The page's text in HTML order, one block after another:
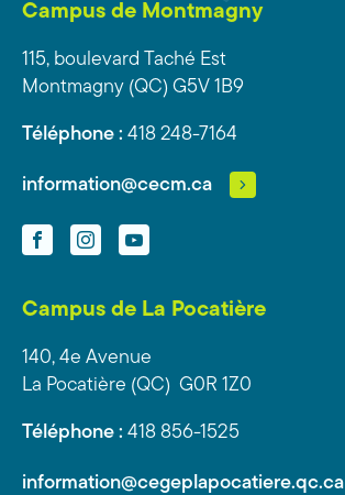
Campus de Montmagny
115, boulevard Taché Est
Montmagny (QC) G5V 1B9
Téléphone : 418 248-7164
information@cecm.ca
FacebookInstagramYouTube
Campus de La Pocatière
140, 4e Avenue
La Pocatière (QC) G0R 1Z0
Téléphone : 418 856-1525
information@cegeplapocatiere.qc.ca